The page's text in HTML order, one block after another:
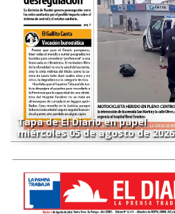
Tapa de El Diario en papel
miércoles 05 de agosto de 2026